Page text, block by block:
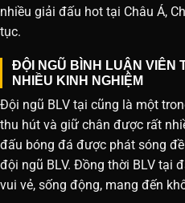
nhiều giải đấu hot tại Châu Á,
tục.
ĐỘI NGŨ BÌNH LUẬN VIÊN
NHIỀU KINH NGHIỆM
Đội ngũ BLV tại cũng là một
thu hút và giữ chân được rất
đấu bóng đá được phát sóng
đội ngũ BLV. Đồng thời BLV tại
vui vẻ, sống động, mang đến